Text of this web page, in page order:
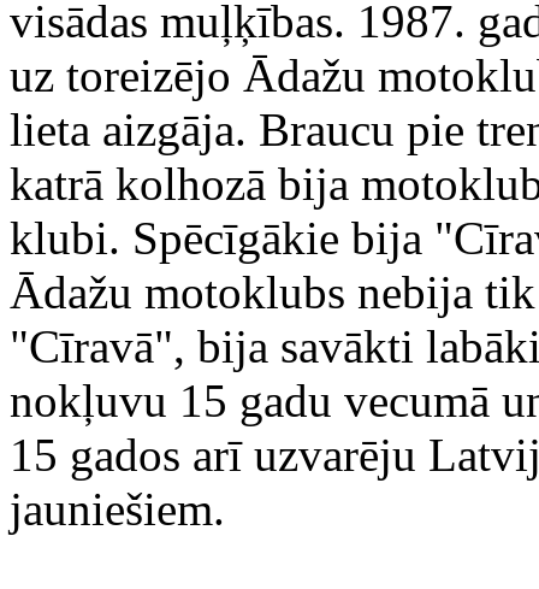
visādas muļķības. 1987.
uz toreizējo Ādažu
lieta aizgāja. Braucu pie
katrā kolhozā bija
klubi. Spēcīgākie bija
Ādažu motoklubs nebija
"Cīravā", bija savākti
nokļuvu 15 gadu vecumā
15 gados arī uzvarēju
jauniešiem.